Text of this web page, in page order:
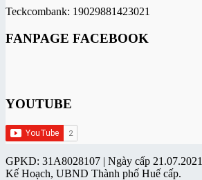
Teckcombank: 19029881423021
FANPAGE FACEBOOK
YOUTUBE
GPKD: 31A8028107 | Ngày cấp
Kế Hoạch, UBND Thành phố Huế cấp.